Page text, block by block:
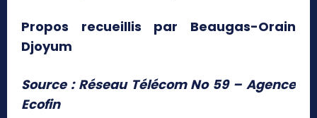
Propos recueillis par Beaugas-Orain
Djoyum
Source : Réseau Télécom No 59 – Agence
Ecofin